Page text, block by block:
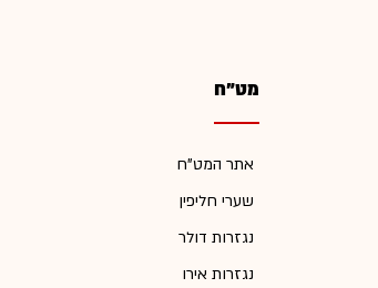
מט"ח
אתר המט"ח
שערי חליפין
נגזרות דולר
נגזרות אירו